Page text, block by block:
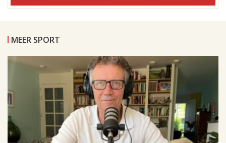
MEER SPORT